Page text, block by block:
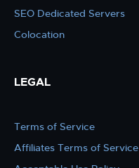
SEO Dedicated Servers
Colocation
LEGAL
Terms of Service
Affiliates Terms of Service